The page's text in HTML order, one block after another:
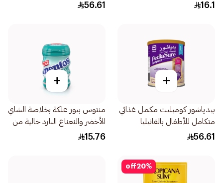
16.1
56.61
+
بيدياشور كومبليت مكمل غذائي
متكامل للأطفال بالفانيليا
400جرام
56.61
+
منتوس بيور علكة بخلاصة الشاي
الأخضر والنعناع البارد خالية من
السكر 56جرام
15.76
20%
off